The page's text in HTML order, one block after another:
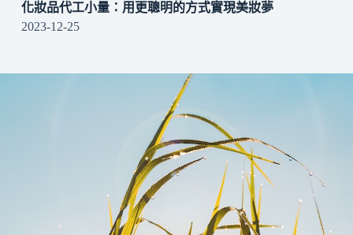
化妝品代工小量：用更聰明的方式實現美妝夢
2023-12-25